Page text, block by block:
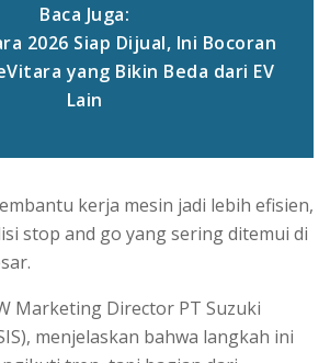
Baca Juga:
2026 Siap Dijual, Ini Bocoran
yang Bikin Beda dari EV
Lain
kerja mesin jadi lebih efisien,
stop and go yang sering ditemui di
Marketing Director PT Suzuki
menjelaskan bahwa langkah ini